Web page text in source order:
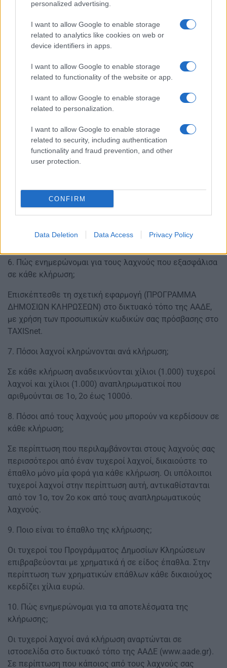
personalized advertising.
I want to allow Google to enable storage
related to analytics like cookies on web or
device identifiers in apps.
I want to allow Google to enable storage
related to functionality of the website or app.
I want to allow Google to enable storage
related to personalization.
I want to allow Google to enable storage
related to security, including authentication
functionality and fraud prevention, and other
user protection.
CONFIRM
Data Deletion Data Access Privacy Policy
συμμετέχουν στην κλήρωση;
Το πλήθος των λαχνών προσδιορίζεται κλιμακωτά, με
βάση το άθροισμα των ποσών που αντιστοιχούν στο
σύνολο των συναλλαγών του μήνα στον οποίο αφορά η
– Για συνολικό άθροισμα μέχρι εκατό (100) ευρώ, ένας
(1) λαχνός για κάθε ένα (1) ευρώ.
άθροισμα από εκατόν ένα (101) ευρώ μέχρι πεντακόσια
(500) ευρώ, ένας (1) λαχνός για κάθε δύο (2) ευρώ.
– Για τα επόμενα πεντακόσια (500) ευρώ, ήτοι συνολικό
– Για το υπερβάλλον ποσό, ήτοι συνολικό άθροισμα πάνω
από χίλια ένα (1.001) ευρώ, ένας (1) λαχνός για κάθε
τέσσερα (4) ευρώ.
Όπου απαιτείται στρογγυλοποίηση, αυτή γίνεται στον
6. Πώς ενημερώνομαι για τους λαχνούς που εξασφάλισα
σε κάθε κλήρωση;
Επισκέπτεσθε τη σχετική εφαρμογή (ΠΡΟΓΡΑΜΜΑ
ΔΗΜΟΣΙΩΝ ΚΛΗΡΩΣΕΩΝ) στο δικτυακό τόπο της ΑΑΔΕ,
με χρήση των προσωπικών κωδικών σας πρόσβασης στο
TAXISnet.
7. Πόσοι λαχνοί κληρώνονται ανά κλήρωση;
Σε κάθε κλήρωση αναδεικνύονται χίλιοι (1.000) τυχεροί
λαχνοί και χίλιοι (1.000) αναπληρωματικοί που
αριθμούνται σε 1ο, 2ο έως 1000ό.
8. Πόσοι από τους λαχνούς μου μπορούν να κερδίσουν σε
κάθε κλήρωση;
Σε περίπτωση που περιλαμβάνονται στους λαχνούς σας
περισσότεροι από έναν τυχεροί λαχνοί, δικαιούστε το
έπαθλο μόνο μία φορά για κάθε κλήρωση. Οι υπόλοιποι
τυχεροί λαχνοί στην περίπτωση αυτή, αντικαθίστανται
από τον 1ο, τον 2ο κοκ από τους αναπληρωματικούς
λαχνούς.
9. Ποιο είναι το έπαθλο της κλήρωσης;
Οι τυχεροί του Προγράμματος Δημοσίων Κληρώσεων
επιβραβεύονται με χρηματικά ή σε είδος έπαθλα. Στην
περίπτωση των χρηματικών επάθλων κάθε δικαιούχος
κερδίζει χίλια ευρώ.
10. Πώς ενημερώνομαι για τα αποτελέσματα της
κλήρωσης;
Οι τυχεροί λαχνοί ανά κλήρωση αναρτώνται σε
ιστοσελίδα στο δικτυακό τόπο της ΑΑΔΕ (www.aade.gr).
Σε περίπτωση που κάποιος από τους λαχνούς σας